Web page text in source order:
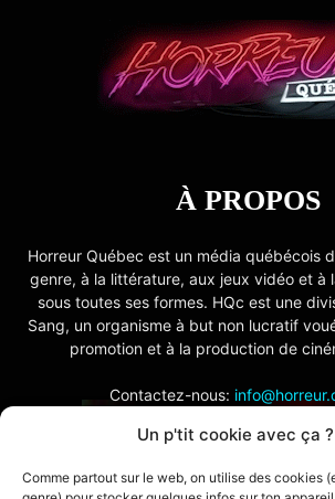
Un p'tit cookie avec ça ?
Comme partout sur le web, on utilise des cookies
À PROPOS
Horreur Québec est un média québécois
genre, à la littérature, aux jeux vidéo et à
sous toutes ses formes. HQc est une
Sang, un organisme à but non lucratif
promotion et à la production de
Contactez-nous:
SUIVEZ